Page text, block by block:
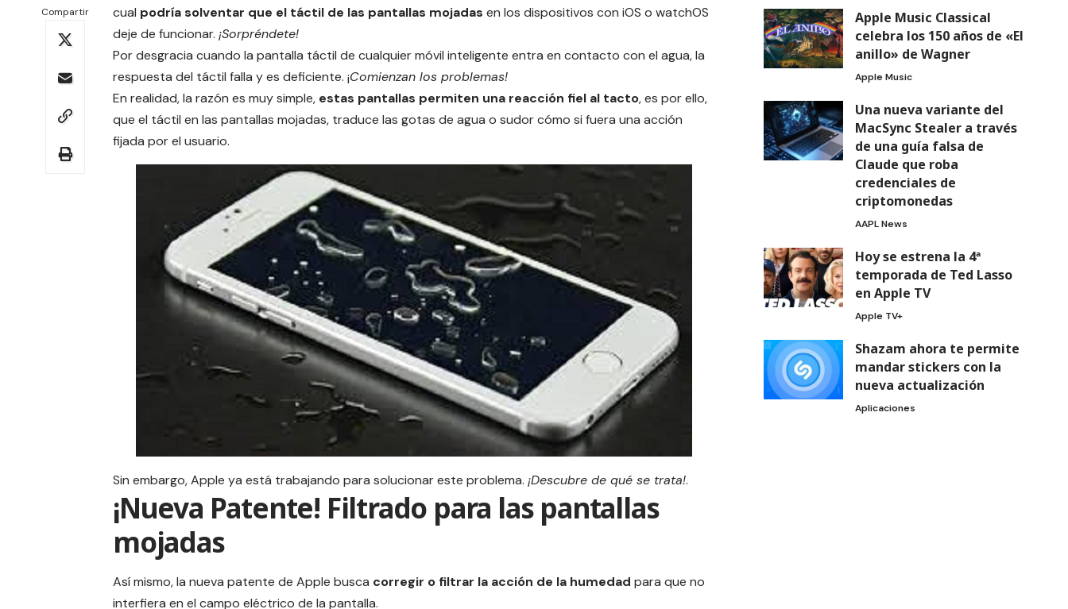
Compartir
cual podría solventar que el táctil de las pantallas mojadas en los dispositivos con iOS o watchOS
deje de funcionar. ¡Sorpréndete!
Por desgracia cuando la pantalla táctil de cualquier móvil inteligente entra en contacto con el agua, la
respuesta del táctil falla y es deficiente. ¡Comienzan los problemas!
En realidad, la razón es muy simple, estas pantallas permiten una reacción fiel al tacto, es por ello,
que el táctil en las pantallas mojadas, traduce las gotas de agua o sudor cómo si fuera una acción
fijada por el usuario.
Sin embargo,Apple ya está trabajando para solucionar este problema. ¡Descubre de qué se trata!.
¡Nueva Patente! Filtrado para las pantallas
mojadas
Así mismo, la nueva patente de Apple busca corregir o filtrar la acción de la humedad para que no
interfiera en el campo eléctrico de la pantalla.
Apple Music Classical
celebra los 150 años de «El
anillo» de Wagner
Apple Music
Una nueva variante del
MacSync Stealer a través
de una guía falsa de
Claude que roba
credenciales de
criptomonedas
AAPL News
Hoy se estrena la 4ª
temporada de Ted Lasso
en Apple TV
Apple TV+
Shazam ahora te permite
mandar stickers con la
nueva actualización
Aplicaciones